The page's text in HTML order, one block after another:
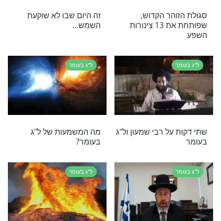
למתווה
מאושר: 4,500 איש יורשו
בו-זמנית
המדריך הסודי לישועה: כך
פתח הבן איש חי את שערי
השמיים בל"ג בעומר
לאש התורה:
של פרקי
המלאך שנגלה לר' עקיבא:
סיפור חייו של ר' עקיבא